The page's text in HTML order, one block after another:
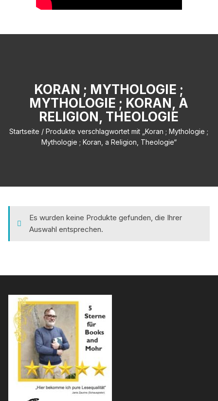
KORAN ; MYTHOLOGIE ;
MYTHOLOGIE ; KORAN, A
RELIGION, THEOLOGIE
Startseite / Produkte verschlagwortet mit „Koran ; Mythologie ;
Mythologie ; Koran, a Religion, Theologie“
Es wurden keine Produkte gefunden, die Ihrer
Auswahl entsprechen.